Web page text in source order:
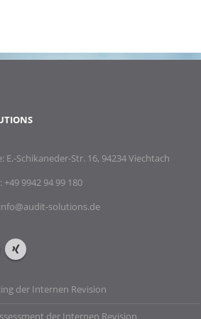
E.-Schikaneder-Str. 16, 94234 Viechtach
+49 9942 94 99 180
info@audit-solutions.de
der Internen Revision